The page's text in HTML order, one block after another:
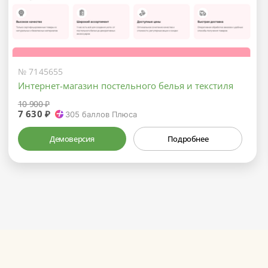
№ 7145655
Интернет-магазин постельного белья и текстиля
10 900 ₽
7 630 ₽ 305 баллов Плюса
Демоверсия Подробнее